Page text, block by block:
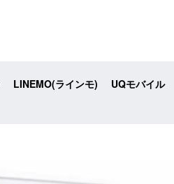
LINEMO(ラインモ) UQモバイル